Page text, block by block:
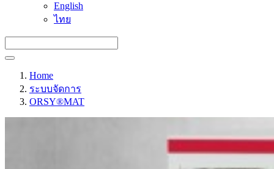
English
ไทย
Home
ระบบจัดการ
ORSY®MAT